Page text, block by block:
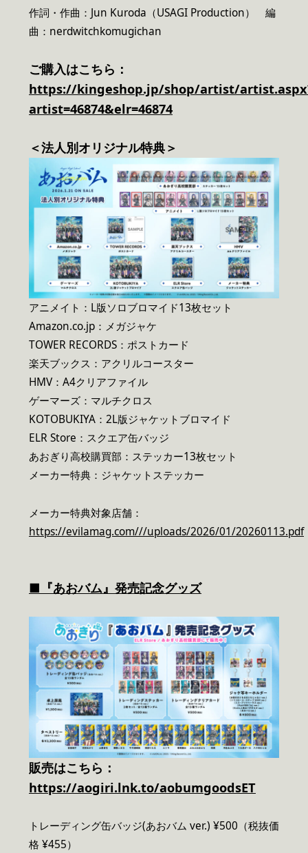
作詞・作曲：Jun Kuroda（USAGI Production） 編
曲：nerdwitchkomugichan
ご購入はこちら：
https://kingeshop.jp/shop/artist/
artist=46874&elr=46874
＜法人別オリジナル特典＞
アニメイト：L版ソロブロマイド13枚セット
Amazon.co.jp：メガジャケ
TOWER RECORDS：ポストカード
楽天ブックス：アクリルコースター
HMV：A4クリアファイル
ゲーマーズ：マルチクロス
KOTOBUKIYA：2L版ジャケットブロマイド
ELR Store：スクエア缶バッジ
あおぎり高校購買部：ステッカー13枚セット
メーカー特典：ジャケットステッカー
メーカー特典対象店舗：
https://evilamag.com///uploads/2026/01/20260113.pdf
■『あおバム』発売記念グッズ
販売はこちら：
https://aogiri.lnk.to/aobumgoodsET
トレーディング缶バッジ(あおバム ver.) ¥500（税抜価
格 ¥455）